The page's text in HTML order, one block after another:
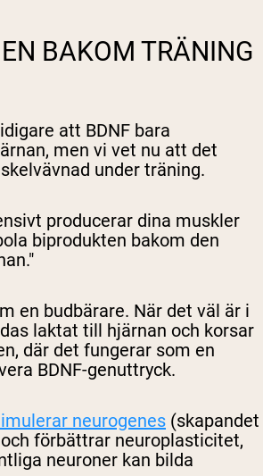
BAKOM TRÄNING
att BDNF bara
men vi vet nu att det
under träning.
producerar dina muskler
biprodukten bakom den
en budbärare. När det väl är i
laktat till hjärnan och korsar
där det fungerar som en
BDNF-genuttryck.
neurogenes (skapandet
förbättrar neuroplasticitet,
neuroner kan bilda